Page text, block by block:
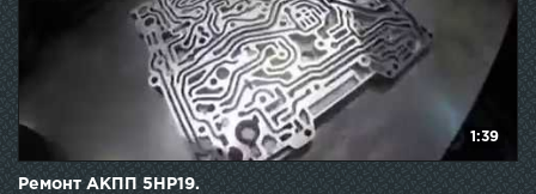
1:39
Ремонт АКПП 5НР19.